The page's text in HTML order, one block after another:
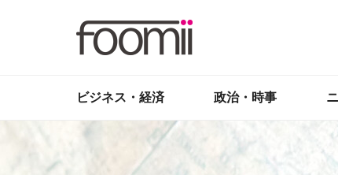
ビジネス・経済 政治・時事